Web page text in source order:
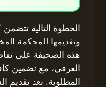
الخطوة التالية
وتقديمها للمحكمة
هذه الصحيفة على
العرفي، مع تضمين كافة
المطلوبة. بعد تقديم